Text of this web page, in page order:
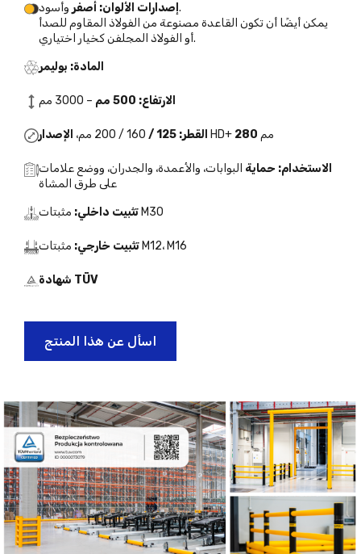
إصدارات الألوان: أصفر وأسود.
يمكن أيضًا أن تكون القاعدة مصنوعة من الفولاذ المقاوم للصدأ
أو الفولاذ المجلفن كخيار اختياري.
المادة: بوليمر
الارتفاع: 500 مم – 3000 مم
القطر: 125 / الإصدار HD+ 280 مم
الاستخدام: حماية البوابات، والأعمدة، والجدران، ووضع علامات
على طرق المشاة
تثبيت داخلي: مثبتات M30
تثبيت خارجي: مثبتات M12، M16
شهادة TÜV
اسأل عن هذا المنتج